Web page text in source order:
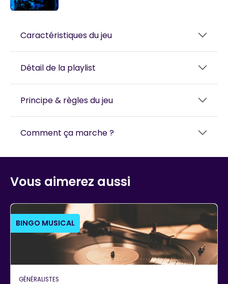
Caractéristiques du jeu
Détail de la playlist
Principe & règles du jeu
Comment ça marche ?
Vous aimerez aussi
BINGO MUSICAL
GÉNÉRALISTES